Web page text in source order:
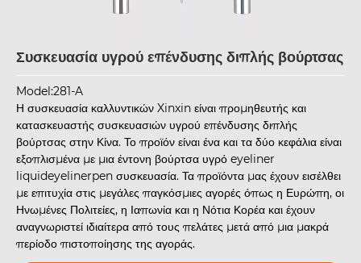
Συσκευασία υγρού επένδυσης διπλής βούρτσας
Model:281-A
Η συσκευασία καλλυντικών Xinxin είναι προμηθευτής και
κατασκευαστής συσκευασιών υγρού επένδυσης διπλής
βούρτσας στην Κίνα. Το προϊόν είναι ένα και τα δύο κεφάλια είναι
εξοπλισμένα με μια έντονη βούρτσα υγρό eyeliner
liquideyelinerpen συσκευασία. Τα προϊόντα μας έχουν εισέλθει
με επιτυχία στις μεγάλες παγκόσμιες αγορές όπως η Ευρώπη, οι
Ηνωμένες Πολιτείες, η Ιαπωνία και η Νότια Κορέα και έχουν
αναγνωριστεί ιδιαίτερα από τους πελάτες μετά από μια μακρά
περίοδο πιστοποίησης της αγοράς.